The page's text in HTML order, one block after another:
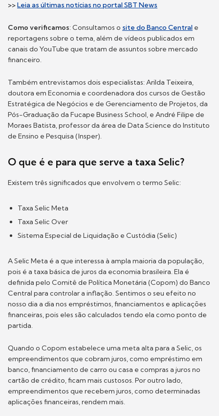
>>Leia as últimas notícias no portal SBT News
Como verificamos: Consultamos o site do Banco Central e
reportagens sobre o tema, além de vídeos publicados em
canais do YouTube que tratam de assuntos sobre mercado
financeiro.
Também entrevistamos dois especialistas: Arilda Teixeira,
doutora em Economia e coordenadora dos cursos de Gestão
Estratégica de Negócios e de Gerenciamento de Projetos, da
Pós-Graduação da Fucape Business School, e André Filipe de
Moraes Batista, professor da área de Data Science do Instituto
de Ensino e Pesquisa (Insper).
O que é e para que serve a taxa Selic?
Existem três significados que envolvem o termo Selic:
Taxa Selic Meta
Taxa Selic Over
Sistema Especial de Liquidação e Custódia (Selic)
ASelic Meta é a que interessa à ampla maioria da população,
pois é a taxa básica de juros da economia brasileira. Ela é
definida pelo Comitê de Política Monetária (Copom) do Banco
Central para controlar a inflação. Sentimos o seu efeito no
nosso dia a dia nos empréstimos, financiamentos e aplicações
financeiras, pois eles são calculados tendo ela como ponto de
partida.
Quando o Copom estabelece uma meta alta para a Selic, os
empreendimentos que cobram juros, como empréstimo em
banco, financiamento de carro ou casa e compras a juros no
cartão de crédito, ficam mais custosos. Por outro lado,
empreendimentos que recebem juros, como determinadas
aplicações financeiras, rendem mais.